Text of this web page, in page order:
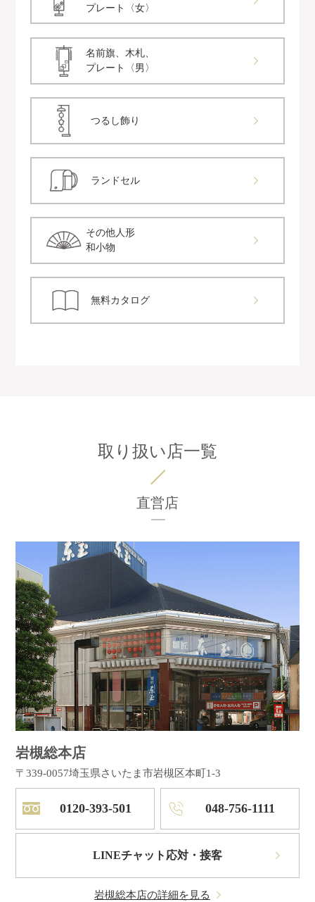
プレート〈女〉
名前旗、木札、
プレート〈男〉
つるし飾り
ランドセル
その他人形
和小物
無料カタログ
取り扱い店一覧
直営店
岩槻総本店
〒339-0057埼玉県さいたま市岩槻区本町1-3
0120-393-501 048-756-1111
LINEチャット応対・接客
岩槻総本店の詳細を見る